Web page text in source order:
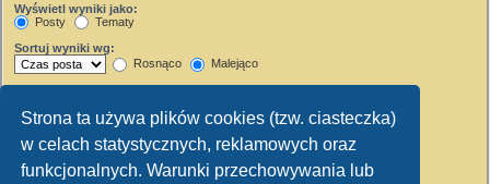
Strona ta używa plików cookies (tzw. ciasteczka)
w celach statystycznych, reklamowych oraz
funkcjonalnych. Warunki przechowywania lub
Wyświetl wyniki jako:
Posty
Tematy
Sortuj wyniki wg:
Rosnąco
Malejąco
Wyświetl pierwsze:
Ustaw 0, aby wyświetlić cały post.
znaków w poście